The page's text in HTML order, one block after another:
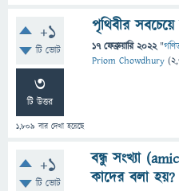
+1
টি ভোট
3
টি উত্তর
1,809 বার দেখা হয়েছে
পৃথিবীর
17 ফেব্রুয়ারি 2022 "
Priom Chowdhury (
+1
টি ভোট
বন্ধু সংখ্যা
কাদের বলা হয়?